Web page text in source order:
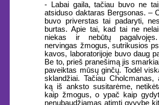
- Labai gaila, tačiau buvo ne
atsiduso daktaras Bergsonas. –
buvo priverstas tai padaryti,
burtas. Apie tai, kad tai ne
niekas ir nebūtų
nervingas žmogus, sutrikusios
kavos, laboratorijoje buvo daug
Be to, prieš pranešimą jis
paveiktas mūsų ginčų. Todėl
sklandžiai. Tačiau
ką iš anksto susitarėme,
kaip žmogus, o ypač kaip
nenubaudžiamas atimti gyvybę